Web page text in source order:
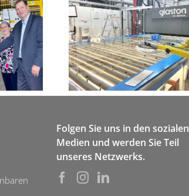
Folgen Sie uns in den sozialen
Medien und werden Sie Teil
unseres Netzwerks.